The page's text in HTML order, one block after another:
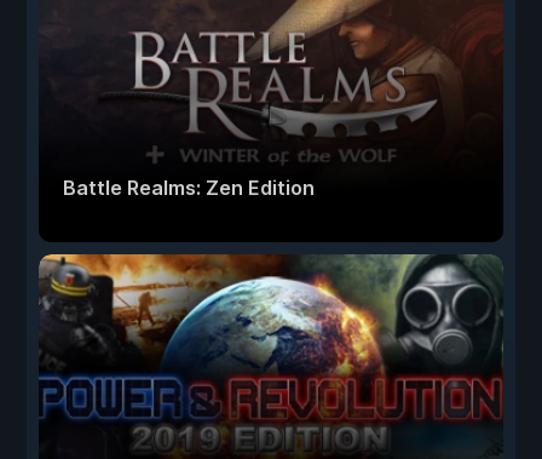
Battle Realms: Zen Edition